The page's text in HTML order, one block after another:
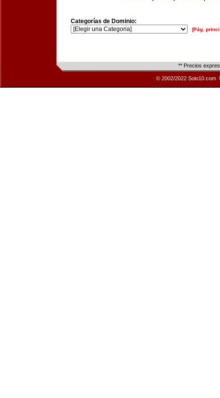
Categorías de Dominio:
[Pág.
** Precios
© 2002/2022 Solo10.com